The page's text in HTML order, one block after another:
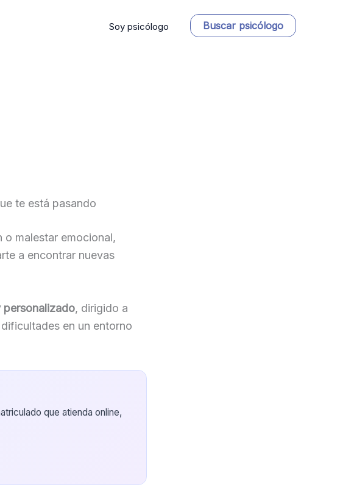
Soy psicólogo Buscar psicólogo
te está pasando
o malestar emocional,
a encontrar nuevas
, dirigido a
en un entorno
que atienda online,